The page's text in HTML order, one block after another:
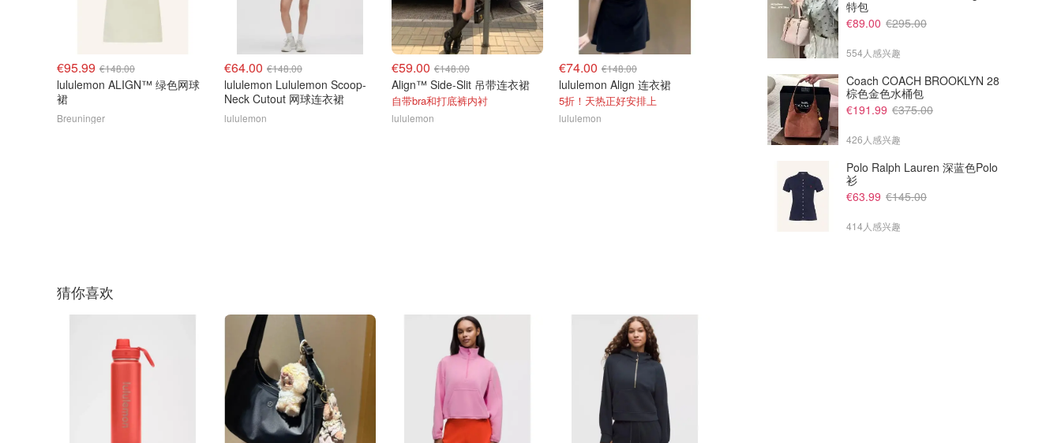
€95.99 €148.00
lululemon ALIGN™ 绿色网球
裙
Breuninger
€64.00 €148.00
lululemon Lululemon Scoop-
Neck Cutout 网球连衣裙
lululemon
€59.00 €148.00
Align™ Side-Slit 吊带连衣裙
自带bra和打底裤内衬
lululemon
€74.00 €148.00
lululemon Align 连衣裙
5折！天热正好安排上
lululemon
lululemon Lululemon 挖剪连衣裙 Scoop-Neck
同款黑色 黑色更百搭欸
lululemon
lululemon Nulu 蝴蝶结迷你裙
点开看细节！有小蝴蝶结打底裤
lululemon
猜你喜欢
特包
€89.00 €295.00
554人感兴趣
Coach COACH BROOKLYN 28
棕色金色水桶包
€191.99 €375.00
426人感兴趣
Polo Ralph Lauren 深蓝色Polo
衫
€63.99 €145.00
414人感兴趣